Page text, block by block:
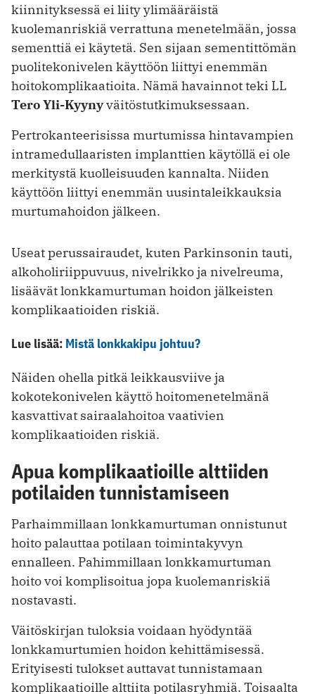
kiinnityksessä ei liity ylimääräistä
kuolemanriskiä verrattuna menetelmään, jossa
sementtiä ei käytetä. Sen sijaan sementittömän
puolitekonivelen käyttöön liittyi enemmän
hoitokomplikaatioita. Nämä havainnot teki LL
Tero Yli-Kyynyväitöstutkimuksessaan.
Pertrokanteerisissa murtumissa hintavampien
intramedullaaristen implanttien käytöllä ei ole
merkitystä kuolleisuuden kannalta. Niiden
käyttöön liittyi enemmän uusintaleikkauksia
murtumahoidon jälkeen.
Useat perussairaudet, kuten Parkinsonin tauti,
alkoholiriippuvuus, nivelrikko ja nivelreuma,
lisäävät lonkkamurtuman hoidon jälkeisten
komplikaatioiden riskiä.
Lue lisää: Mistä lonkkakipu johtuu?
Näiden ohella pitkä leikkausviive ja
kokotekonivelen käyttö hoitomenetelmänä
kasvattivat sairaalahoitoa vaativien
komplikaatioiden riskiä.
Apua komplikaatioille alttiiden
potilaiden tunnistamiseen
Parhaimmillaan lonkkamurtuman onnistunut
hoito palauttaa potilaan toimintakyvyn
ennalleen. Pahimmillaan lonkkamurtuman
hoito voi komplisoitua jopa kuolemanriskiä
nostavasti.
Väitöskirjan tuloksia voidaan hyödyntää
lonkkamurtumien hoidon kehittämisessä.
Erityisesti tulokset auttavat tunnistamaan
komplikaatioille alttiita potilasryhmiä. Toisaalta